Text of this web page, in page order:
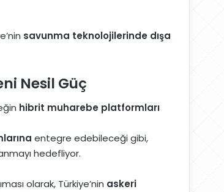
savunma teknolojilerinde dışa
Nesil Güç
hibrit muharebe platformları
entegre edebileceği gibi,
hedefliyor.
olarak, Türkiye’nin askeri